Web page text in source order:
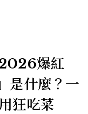
爆紅
什麼？一
狂吃菜